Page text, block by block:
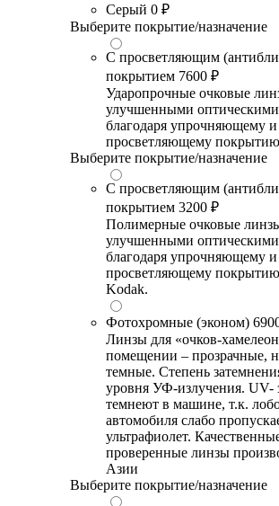
Серый 0 ₽
Выберите покрытие/назначение
С просветляющим
покрытием 7600 ₽
Ударопрочные очковые
улучшенными оптическими
благодаря упрочняющему и
просветляющему
Выберите покрытие/назначение
С просветляющим
покрытием 3200 ₽
Полимерные очковые
улучшенными оптическими
благодаря упрочняющему и
просветляющему
Kodak.
Фотохромные (эконом)
Линзы для «очков-
помещении – прозрачные,
темные. Степень
уровня УФ-излучения. UV-
темнеют в машине, т.к.
автомобиля слабо
ультрафиолет.
проверенные линзы
Азии
Выберите покрытие/назначение